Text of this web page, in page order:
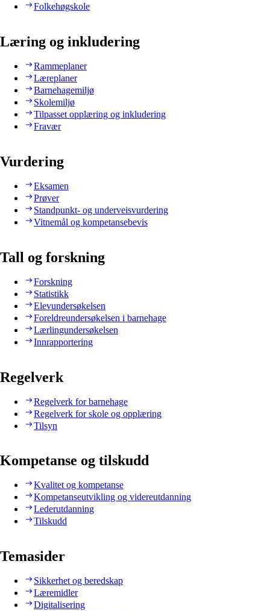
Folkehøgskole
Læring og inkludering
Rammeplaner
Læreplaner
Barnehagemiljø
Skolemiljø
Tilpasset opplæring og inkludering
Fravær
Vurdering
Eksamen
Prøver
Standpunkt- og underveisvurdering
Vitnemål og kompetansebevis
Tall og forskning
Forskning
Statistikk
Elevundersøkelsen
Foreldreundersøkelsen i barnehage
Lærlingundersøkelsen
Innrapportering
Regelverk
Regelverk for barnehage
Regelverk for skole og opplæring
Tilsyn
Kompetanse og tilskudd
Kvalitet og kompetanse
Kompetanseutvikling og videreutdanning
Lederutdanning
Tilskudd
Temasider
Sikkerhet og beredskap
Læremidler
Digitalisering